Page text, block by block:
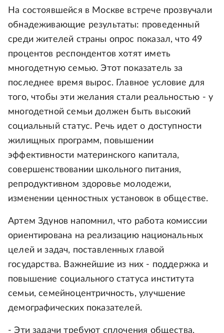
На состоявшейся в Москве встрече прозвучали
обнадеживающие результаты: проведенный
среди жителей страны опрос показал, что 49
процентов респондентов хотят иметь
многодетную семью. Этот показатель за
последнее время вырос. Главное условие для
того, чтобы эти желания стали реальностью - у
многодетной семьи должен быть высокий
социальный статус. Речь идет о доступности
жилищных программ, повышении
эффективности материнского капитала,
совершенствовании школьного питания,
репродуктивном здоровье молодежи,
изменении ценностных установок в обществе.
Артем Здунов напомнил, что работа комиссии
ориентирована на реализацию национальных
целей и задач, поставленных главой
государства. Важнейшие из них - поддержка и
повышение социального статуса института
семьи, семейноцентричность, улучшение
демографических показателей.
- Эти задачи требуют сплочения общества,